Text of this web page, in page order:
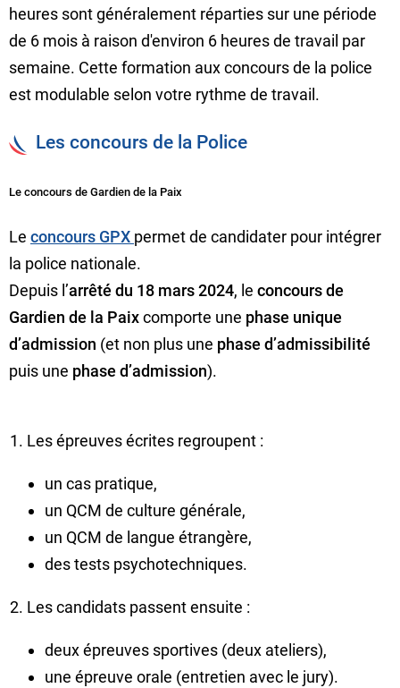
heures sont généralement réparties sur une période
de 6 mois à raison d'environ 6 heures de travail par
semaine. Cette formation aux concours de la police
est modulable selon votre rythme de travail.
Les concours de la Police
Le concours de Gardien de la Paix
Le concours GPX permet de candidater pour intégrer
la police nationale.
Depuis l’arrêté du 18 mars 2024, le concours de
Gardien de la Paixcomporte une phase unique
d’admission (et non plus une phase d’admissibilité
puis une phase d’admission).
Les épreuves écrites regroupent :
un cas pratique,
un QCM de culture générale,
un QCM de langue étrangère,
des tests psychotechniques.
Les candidats passent ensuite :
deux épreuves sportives (deux ateliers),
une épreuve orale (entretien avec le jury).